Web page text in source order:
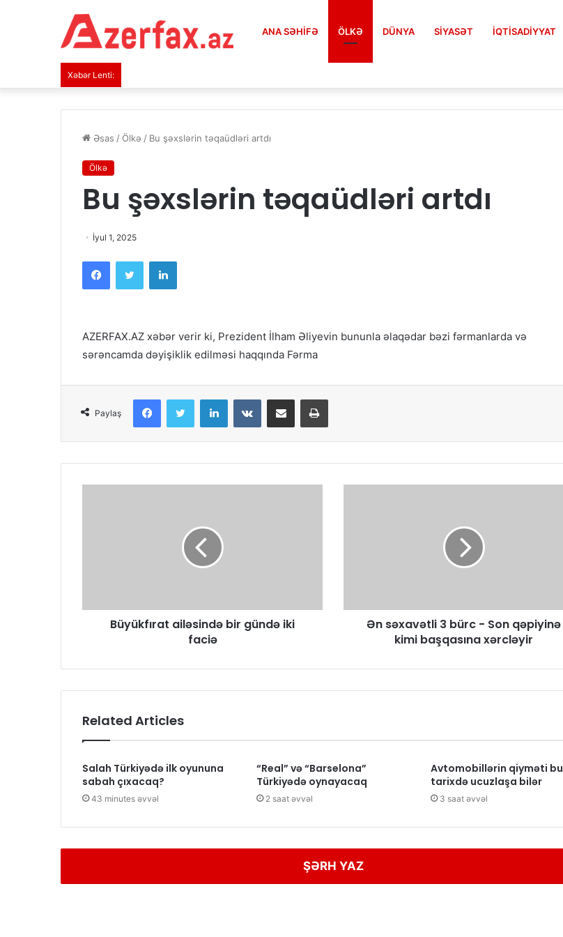
ANA SƏHIFƏ ÖLKƏ DÜNYA SIYASƏT İQTISADIYYAT
Xəbər Lenti:
Əsas /Ölkə / Bu şəxslərin təqaüdləri artdı
Ölkə
Bu şəxslərin təqaüdləri artdı
İyul 1, 2025
AZERFAX.AZ xəbər verir ki, Prezident İlham Əliyevin bununla əlaqədar bəzi fərmanlarda və
sərəncamda dəyişiklik edilməsi haqqında Fərma
Paylaş
Büyükfırat ailəsində bir gündə iki
faciə
Ən səxavətli 3 bürc - Son qəpiyinə
kimi başqasına xərcləyir
Related Articles
Salah Türkiyədə ilk oyununa
sabah çıxacaq?
43 minutes əvvəl
“Real” və “Barselona”
Türkiyədə oynayacaq
2 saat əvvəl
Avtomobillərin qiyməti bu
tarixdə ucuzlaşa bilər
3 saat əvvəl
ŞƏRH YAZ